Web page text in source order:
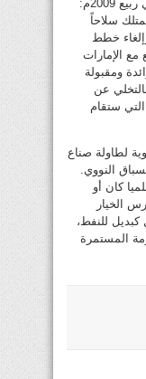
أخرى. فخادم الحرمين الشريفين قال في ربيع 2009م:
سلاحاً
خطط
الوضع مع الإمارات
ومقبولة
عن
ستقام
لطاولة صناع
النووي.
كان أو
الخيار
للنفط،
المستمرة